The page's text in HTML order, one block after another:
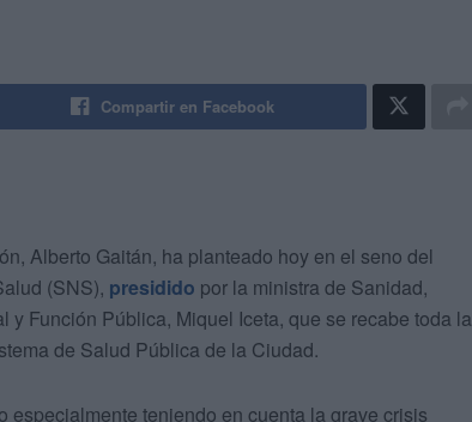
Compartir en Facebook
Alberto Gaitán, ha planteado hoy en el seno del
(SNS), presidido por la ministra de Sanidad,
Función Pública, Miquel Iceta, que se recabe toda la
de Salud Pública de la Ciudad.
teniendo en cuenta la grave crisis